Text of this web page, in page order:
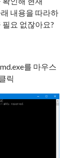
내용을 따라하
요 없잖아요?
를 마우스
릭